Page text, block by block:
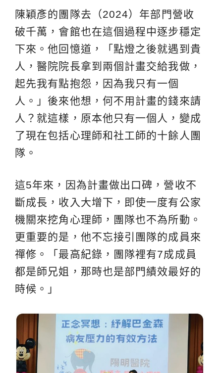
陳穎彥的團隊去（2024）年部門營收
破千萬，會館也在這個過程中逐步穩定
下來。他回憶道，「點燈之後就遇到貴
人，醫院院長拿到兩個計畫交給我做，
起先我有點抱怨，因為我只有一個
人。」後來他想，何不用計畫的錢來請
人？就這樣，原本他只有一個人，變成
了現在包括心理師和社工師的十餘人團
隊。
這5年來，因為計畫做出口碑，營收不
斷成長，收入大增下，即使一度有公家
機關來挖角心理師，團隊也不為所動。
更重要的是，他不忘接引團隊的成員來
禪修。「最高紀錄，團隊裡有7成成員
都是師兄姐，那時也是部門績效最好的
時候。」